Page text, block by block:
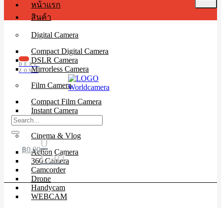
หน้าแรก
สินค้า
Digital Camera
Compact Digital Camera
DSLR Camera
Mirrorless Camera
Film Camera
Compact Film Camera
Instant Camera
SLR Camera
Cinema & Vlog
Action Camera
360 Camera
Camcorder
Drone
Handycam
WEBCAM
DEAL
ZONE
฿0.000
Cart